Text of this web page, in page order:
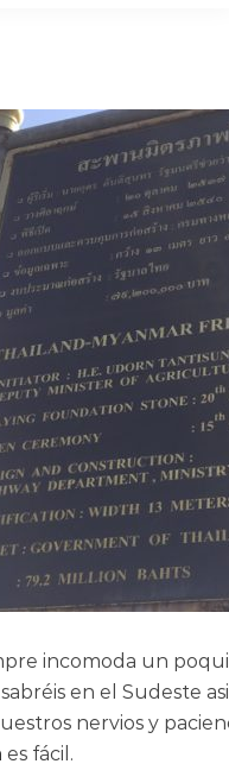
incomoda un
en el Sudeste
nervios y
es fácil.